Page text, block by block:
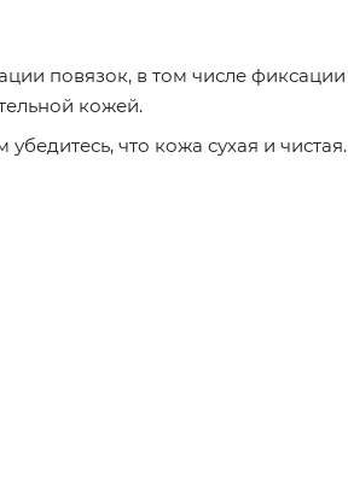
повязок, в том числе
кожей.
что кожа сухая и чистая.